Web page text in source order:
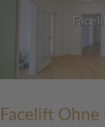
Facelift